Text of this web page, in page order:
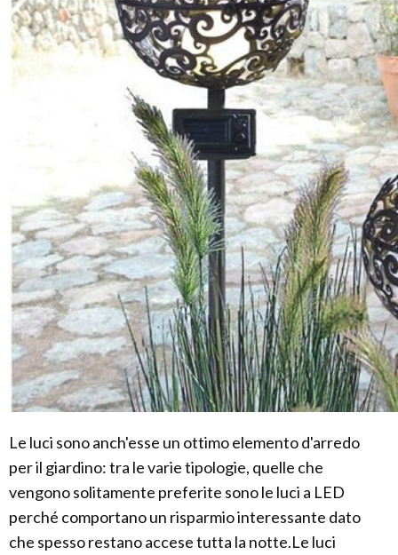
Le luci sono anch'esse un ottimo elemento d'arredo
per il giardino: tra le varie tipologie, quelle che
vengono solitamente preferite sono le luci a LED
perché comportano un risparmio interessante dato
che spesso restano accese tutta la notte.Le luci